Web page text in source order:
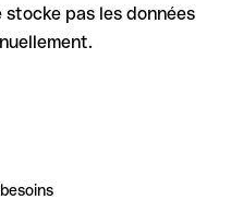
stocke pas les données